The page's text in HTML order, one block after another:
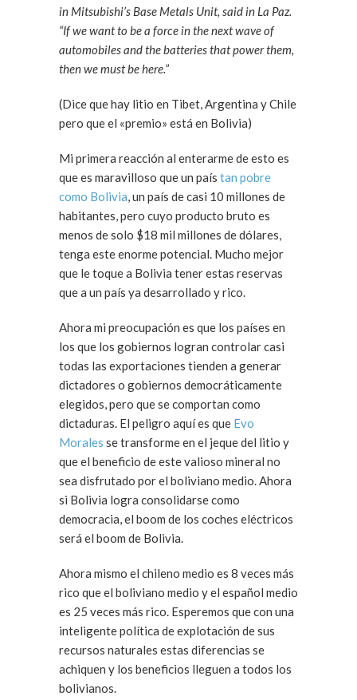
in Mitsubishi’s Base Metals Unit, said in La Paz.
“If we want to be a force in the next wave of
automobiles and the batteries that power them,
then we must be here.”
(Dice que hay litio en Tibet, Argentina y Chile
pero que el «premio» está en Bolivia)
Mi primera reacción al enterarme de esto es
que es maravilloso que un país tan pobre
como Bolivia, un país de casi 10 millones de
habitantes, pero cuyo producto bruto es
menos de solo $18 mil millones de dólares,
tenga este enorme potencial. Mucho mejor
que le toque a Bolivia tener estas reservas
que a un país ya desarrollado y rico.
Ahora mi preocupación es que los países en
los que los gobiernos logran controlar casi
todas las exportaciones tienden a generar
dictadores o gobiernos democráticamente
elegidos, pero que se comportan como
dictaduras. El peligro aquí es que Evo
Morales se transforme en el jeque del litio y
que el beneficio de este valioso mineral no
sea disfrutado por el boliviano medio. Ahora
si Bolivia logra consolidarse como
democracia, el boom de los coches eléctricos
será el boom de Bolivia.
Ahora mismo el chileno medio es 8 veces más
rico que el boliviano medio y el español medio
es 25 veces más rico. Esperemos que con una
inteligente política de explotación de sus
recursos naturales estas diferencias se
achiquen y los beneficios lleguen a todos los
bolivianos.